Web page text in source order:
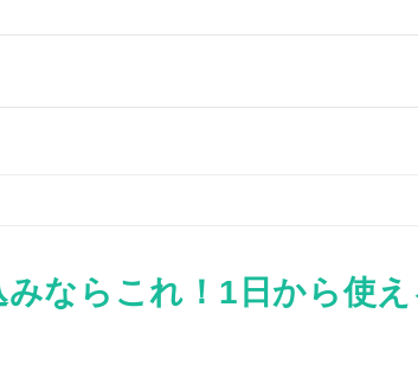
みならこれ！1日から使